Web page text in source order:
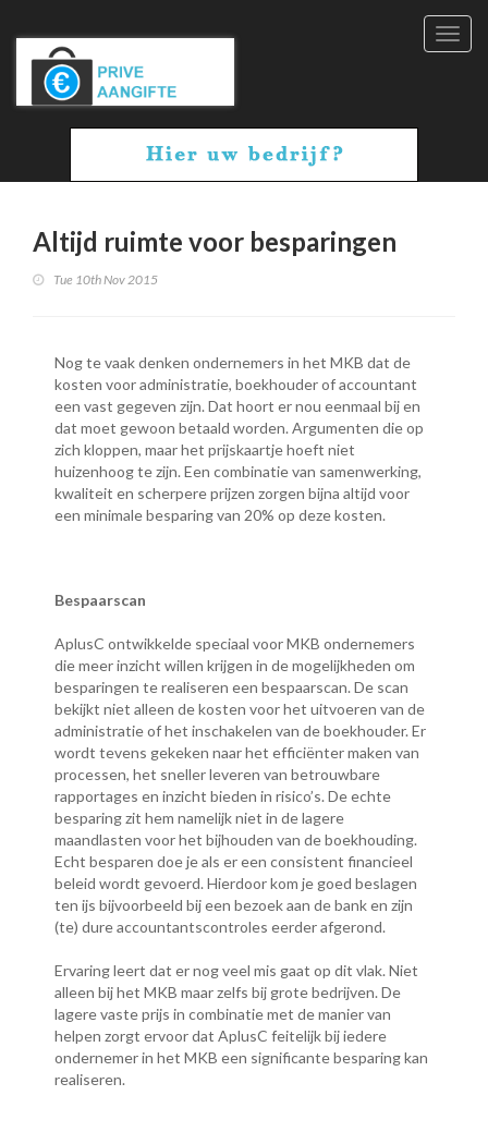
Altijd ruimte voor besparingen
Tue 10th Nov 2015
Nog te vaak denken ondernemers in het MKB dat de
kosten voor administratie, boekhouder of accountant
een vast gegeven zijn. Dat hoort er nou eenmaal bij en
dat moet gewoon betaald worden. Argumenten die op
zich kloppen, maar het prijskaartje hoeft niet
huizenhoog te zijn. Een combinatie van samenwerking,
kwaliteit en scherpere prijzen zorgen bijna altijd voor
een minimale besparing van 20% op deze kosten.
Bespaarscan
AplusC ontwikkelde speciaal voor MKB ondernemers
die meer inzicht willen krijgen in de mogelijkheden om
besparingen te realiseren een bespaarscan. De scan
bekijkt niet alleen de kosten voor het uitvoeren van de
administratie of het inschakelen van de boekhouder. Er
wordt tevens gekeken naar het efficiënter maken van
processen, het sneller leveren van betrouwbare
rapportages en inzicht bieden in risico’s. De echte
besparing zit hem namelijk niet in de lagere
maandlasten voor het bijhouden van de boekhouding.
Echt besparen doe je als er een consistent financieel
beleid wordt gevoerd. Hierdoor kom je goed beslagen
ten ijs bijvoorbeeld bij een bezoek aan de bank en zijn
(te) dure accountantscontroles eerder afgerond.
Ervaring leert dat er nog veel mis gaat op dit vlak. Niet
alleen bij het MKB maar zelfs bij grote bedrijven. De
lagere vaste prijs in combinatie met de manier van
helpen zorgt ervoor dat AplusC feitelijk bij iedere
ondernemer in het MKB een significante besparing kan
realiseren.